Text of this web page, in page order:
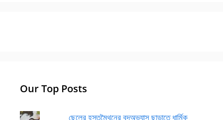
Our Top Posts
ছেলের হস্তমৈথুনের বদঅভ্যাস ছাড়াতে ধার্মিক